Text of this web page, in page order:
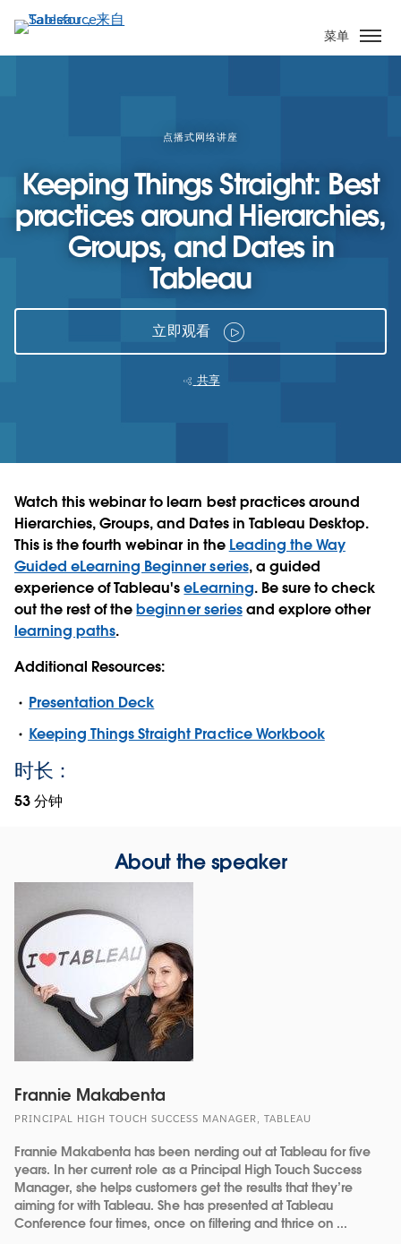
转
到
菜单
点播式网络讲座
Keeping Things Straight: Best
practices around Hierarchies,
Groups, and Dates in
Tableau
立即观看
共享
Watch this webinar to learn best practices around
Hierarchies, Groups, and Dates in Tableau Desktop.
This is the fourth webinar in the Leading the Way
Guided eLearning Beginner series, a guided
experience of Tableau'seLearning. Be sure to check
out the rest of thebeginner seriesand explore other
learning paths.
Additional Resources:
Presentation Deck
Keeping Things Straight Practice Workbook
时长：
53 分钟
About the speaker
Frannie Makabenta
PRINCIPAL HIGH TOUCH SUCCESS MANAGER, TABLEAU
Frannie Makabenta has been nerding out at Tableau for five
years. In her current role as a Principal High Touch Success
Manager, she helps customers get the results that they’re
aiming for with Tableau. She has presented at Tableau
Conference four times, once on filtering and thrice on ...